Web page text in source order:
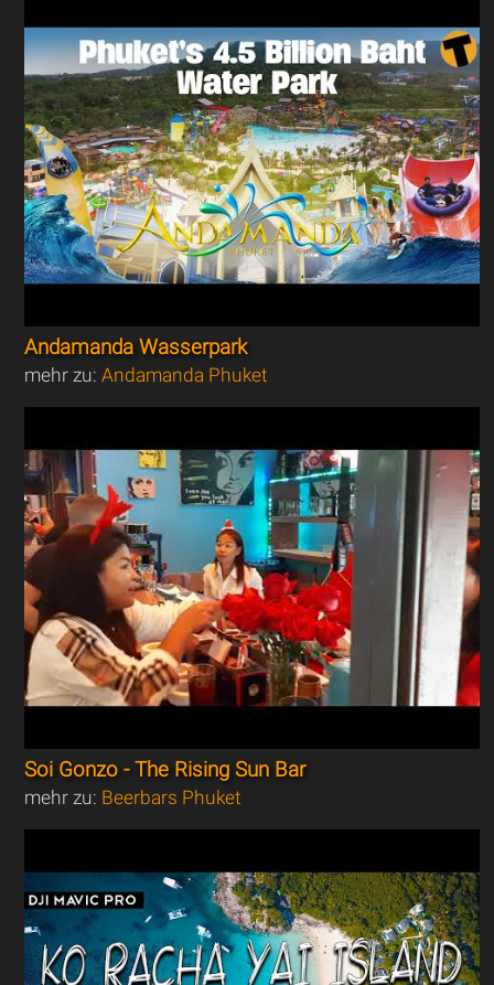
Andamanda Wasserpark
mehr zu:Andamanda Phuket
Soi Gonzo - The Rising Sun Bar
mehr zu: Beerbars Phuket